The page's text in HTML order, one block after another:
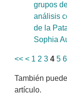
grupos
análisis
de la
Sophia
<< < 1 2 3 4 5 6
También
artículo.